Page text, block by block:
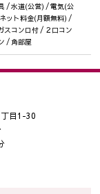
/ 水道(公営) / 電気(公
ット料金(月額無料) /
スコンロ付 / ２口コン
/ 角部屋
目1-30